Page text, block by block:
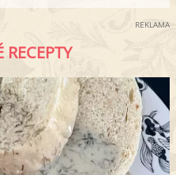
REKLAMA